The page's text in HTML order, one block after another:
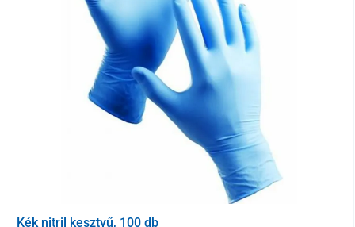
kellemes tapintású és kényelmes viselet. Maximum 40 °C-on
mosógépben mosható,könnyen vasalható , és ismételt mosás
sem veszít színéből vagy formájából.
Ideális választásminden egészségügyi szakember számára,
beleértve az orvosokat, nővéreket, gyógytornászokat,
gondozókat, orvosi asszisztenseket és laboránsokat.
Kialakításuknak és tartósságuknak köszönhetően a nadrág
alkalmas például kozmetikusoknak, fodrászoknak, de számos
Az Unidress Comfort egészségügyi nadrág kombinálható az
stílusos, professzionális
Kék nitril kesztyű, 100 db